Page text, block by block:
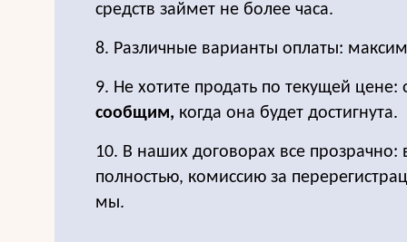
средств займет не более часа.
8. Различные варианты оплаты:
9. Не хотите продать по текущей цене:
сообщим, когда она будет достигнута.
10. В наших договорах все прозрачно:
полностью, комиссию за
мы.